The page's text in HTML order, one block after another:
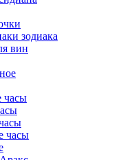
зодиака
вин
часы
часы